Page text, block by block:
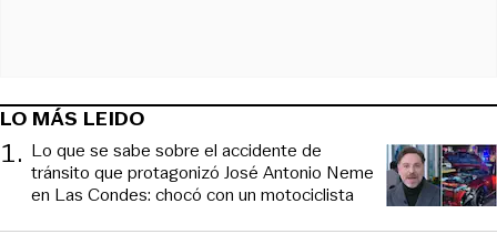
LO MÁS LEIDO
1. Lo que se sabe sobre el accidente de
tránsito que protagonizó José Antonio Neme
en Las Condes: chocó con un motociclista